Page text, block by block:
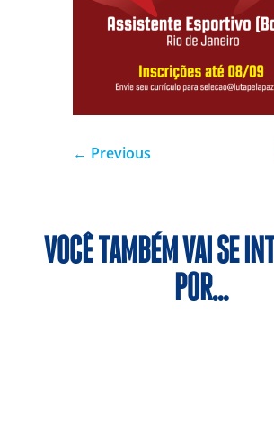
← Previous
VOCÊ TAMBÉM VAI SE
POR…